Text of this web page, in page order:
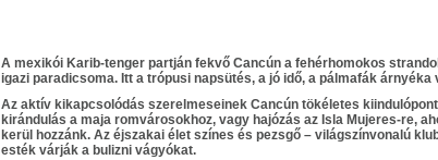
A mexikói Karib-tenger partján fekvő Cancún a fehérhomokos
igazi paradicsoma. Itt a trópusi napsütés, a jó idő, a pálmafák árnyéka
Az aktív kikapcsolódás szerelmeseinek Cancún tökéletes
kirándulás a maja romvárosokhoz, vagy hajózás az Isla Mujeres-re,
kerül hozzánk. Az éjszakai élet színes és pezsgő – világszínvonalú
esték várják a bulizni vágyókat.